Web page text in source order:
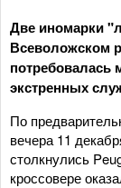
Две иномарки
Всеволожском
экстренных
По
вечера 11
столкнулись
кроссовере